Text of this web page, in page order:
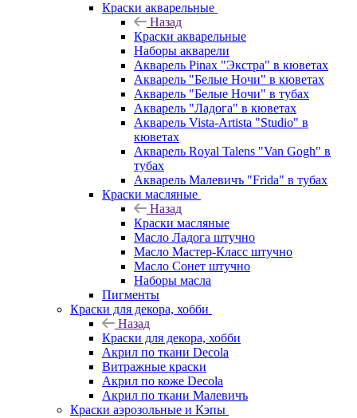
Краски акварельные
Назад
Краски акварельные
Наборы акварели
Акварель Pinax "Экстра" в кюветах
Акварель "Белые Ночи" в кюветах
Акварель "Белые Ночи" в тубах
Акварель "Ладога" в кюветах
Акварель Vista-Artista "Studio" в
кюветах
Акварель Royal Talens "Van Gogh" в
тубах
Акварель Малевичъ "Frida" в тубах
Краски масляные
Назад
Краски масляные
Масло Ладога штучно
Масло Мастер-Класс штучно
Масло Сонет штучно
Наборы масла
Пигменты
Краски для декора, хобби
Назад
Краски для декора, хобби
Акрил по ткани Decola
Витражные краски
Акрил по коже Decola
Акрил по ткани Малевичъ
Краски аэрозольные и Кэпы